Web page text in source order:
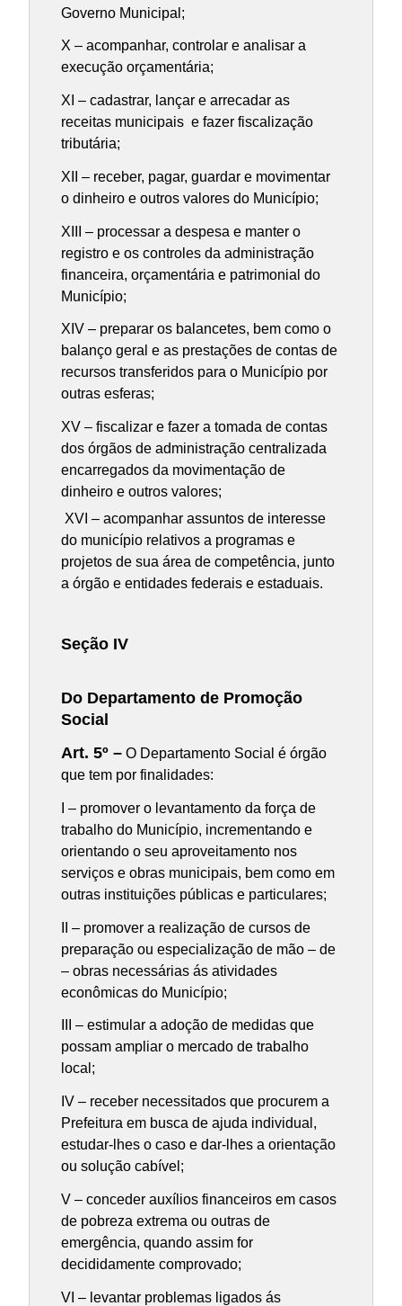
Governo Municipal;
X – acompanhar, controlar e analisar a
execução orçamentária;
XI – cadastrar, lançar e arrecadar as
receitas municipais e fazer fiscalização
tributária;
XII – receber, pagar, guardar e movimentar
o dinheiro e outros valores do Município;
XIII – processar a despesa e manter o
registro e os controles da administração
financeira, orçamentária e patrimonial do
Município;
XIV – preparar os balancetes, bem como o
balanço geral e as prestações de contas de
recursos transferidos para o Município por
outras esferas;
XV – fiscalizar e fazer a tomada de contas
dos órgãos de administração centralizada
encarregados da movimentação de
dinheiro e outros valores;
XVI – acompanhar assuntos de interesse
do município relativos a programas e
projetos de sua área de competência, junto
a órgão e entidades federais e estaduais.
Seção IV
Do Departamento de Promoção
Social
Art. 5º – O Departamento Social é órgão
que tem por finalidades:
I – promover o levantamento da força de
trabalho do Município, incrementando e
orientando o seu aproveitamento nos
serviços e obras municipais, bem como em
outras instituições públicas e particulares;
II – promover a realização de cursos de
preparação ou especialização de mão – de
– obras necessárias ás atividades
econômicas do Município;
III – estimular a adoção de medidas que
possam ampliar o mercado de trabalho
local;
IV – receber necessitados que procurem a
Prefeitura em busca de ajuda individual,
estudar-lhes o caso e dar-lhes a orientação
ou solução cabível;
V – conceder auxílios financeiros em casos
de pobreza extrema ou outras de
emergência, quando assim for
decididamente comprovado;
VI – levantar problemas ligados ás